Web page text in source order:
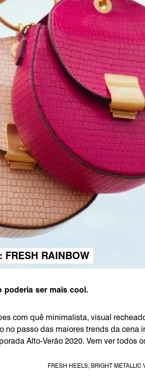
FRESH RAINBOW
poderia ser mais cool.
com quê minimalista, visual
no passo das maiores trends da cena
Alto-Verão 2020. Vem ver todos
FRESH HEELS, BRIGHT METALLIC